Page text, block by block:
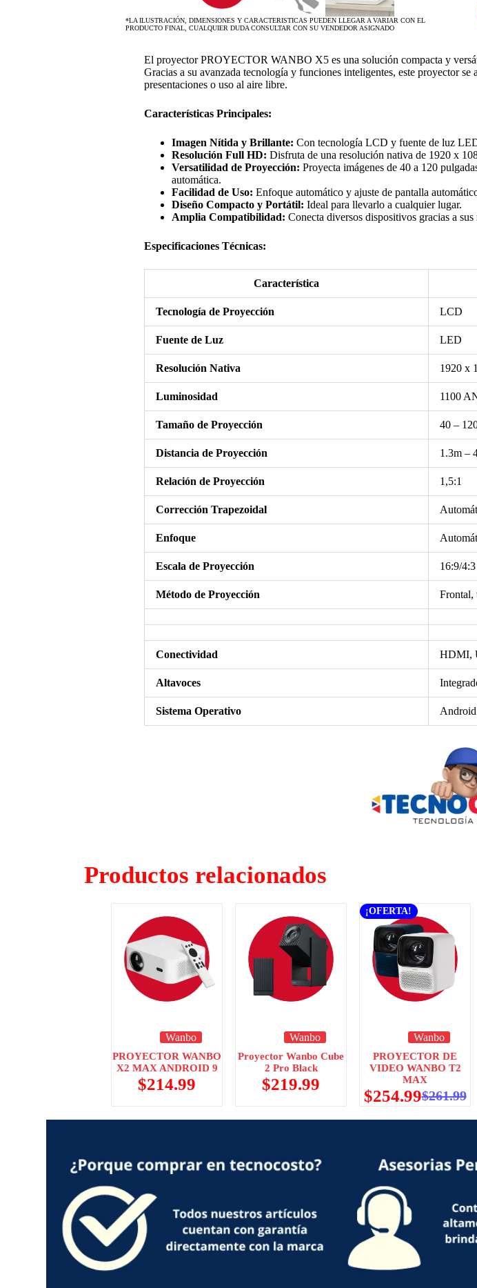
*LA ILUSTRACIÓN, DIMENSIONES Y CARACTERISTICAS PUEDEN LLEGAR A VARIAR CON EL
PRODUCTO FINAL, CUALQUIER DUDA CONSULTAR CON SU VENDEDOR ASIGNADO
El proyector PROYECTOR WANBO X5 es una solución compacta y
Gracias a su avanzada tecnología y funciones inteligentes, este proyector se
presentaciones o uso al aire libre.
Características Principales:
Imagen Nítida y Brillante: Con tecnología LCD y fuente de luz
Resolución Full HD: Disfruta de una resolución nativa de 1920 x
Versatilidad de Proyección: Proyecta imágenes de 40 a 120
automática.
Facilidad de Uso: Enfoque automático y ajuste de pantalla
Diseño Compacto y Portátil: Ideal para llevarlo a cualquier lugar.
Amplia Compatibilidad: Conecta diversos dispositivos gracias a
Especificaciones Técnicas:
Característica
Tecnología de Proyección LCD
Fuente de Luz LED
Resolución Nativa 1920 x
Luminosidad 1100
Tamaño de Proyección 40 –
Distancia de Proyección 1.3m –
Relación de Proyección 1,5:1
Corrección Trapezoidal
Enfoque
Escala de Proyección 16:9/4:3
Método de Proyección Frontal,
Conectividad HDMI,
Altavoces
Sistema Operativo
Productos relacionados
Wanbo
PROYECTOR WANBO
X2 MAX ANDROID 9
$214.99
Wanbo
Proyector Wanbo Cube
2 Pro Black
$219.99
¡OFERTA!
Wanbo
PROYECTOR DE
VIDEO WANBO T2
MAX
$261.99
$254.99